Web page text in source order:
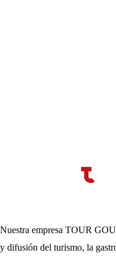
Nuestra empresa TOUR
y difusión del turismo, la